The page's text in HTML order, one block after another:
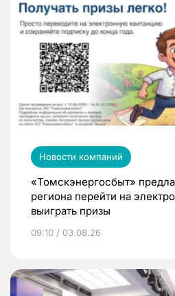
Новости компаний
«Томскэнергосбыт»
региона перейти на
выиграть призы
09:10 / 03.08.26